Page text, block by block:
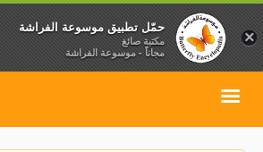
×
حمّل تطبيق موسوعة الفراشة
مكتبة صائغ
مجاناً - موسوعة الفراشة